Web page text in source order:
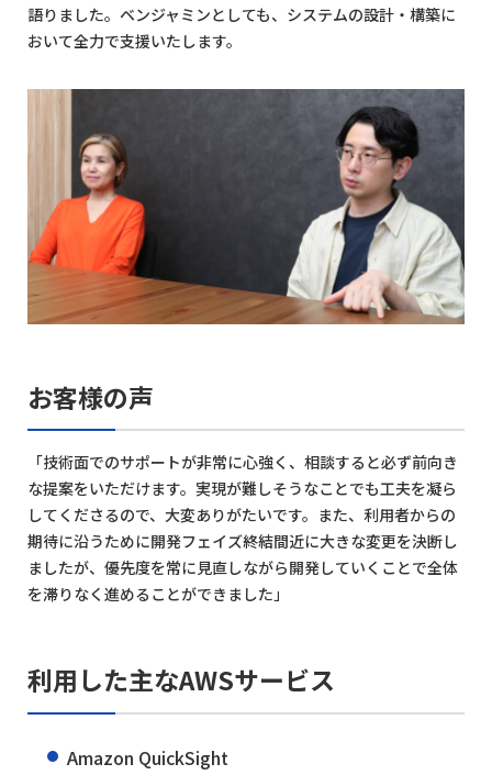
語りました。ベンジャミンとしても、システムの設計・構築に
おいて全力で支援いたします。
お客様の声
「技術面でのサポートが非常に心強く、相談すると必ず前向き
な提案をいただけます。実現が難しそうなことでも工夫を凝ら
してくださるので、大変ありがたいです。また、利用者からの
期待に沿うために開発フェイズ終結間近に大きな変更を決断し
ましたが、優先度を常に見直しながら開発していくことで全体
を滞りなく進めることができました」
利用した主なAWSサービス
Amazon QuickSight